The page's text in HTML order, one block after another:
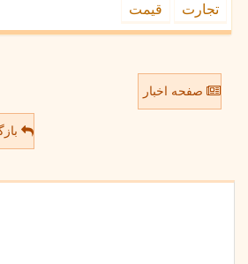
تجارت
قیمت
صفحه اخبار